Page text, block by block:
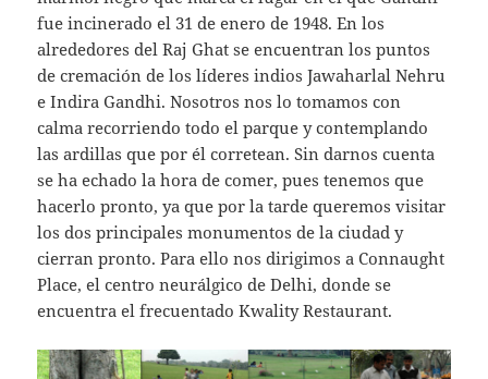
fue incinerado el 31 de enero de 1948. En los
alrededores del Raj Ghat se encuentran los puntos
de cremación de los líderes indios Jawaharlal Nehru
e Indira Gandhi. Nosotros nos lo tomamos con
calma recorriendo todo el parque y contemplando
las ardillas que por él corretean. Sin darnos cuenta
se ha echado la hora de comer, pues tenemos que
hacerlo pronto, ya que por la tarde queremos visitar
los dos principales monumentos de la ciudad y
cierran pronto. Para ello nos dirigimos a Connaught
Place, el centro neurálgico de Delhi, donde se
encuentra el frecuentado Kwality Restaurant.